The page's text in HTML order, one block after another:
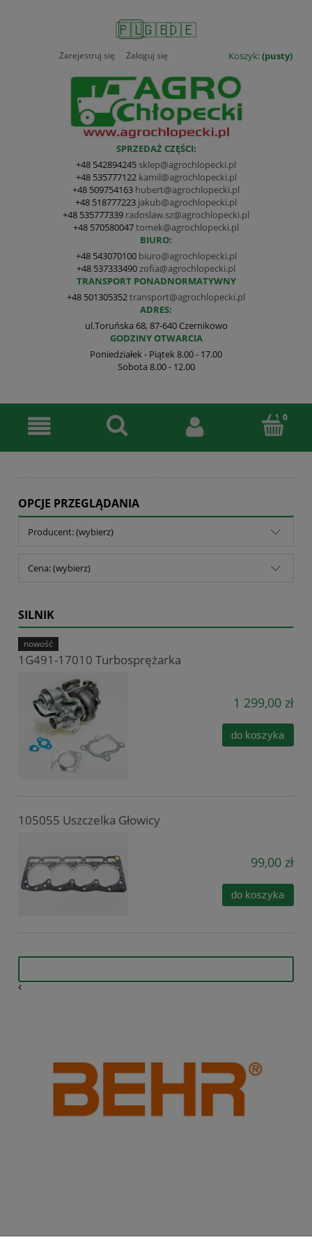
🇵🇱🇬🇧🇩🇪
Koszyk:(pusty)
Zarejestruj się Zaloguj się
SPRZEDAŻ CZĘŚCI:
+48 542894245 sklep@agrochlopecki.pl
+48 535777122 kamil@agrochlopecki.pl
+48 509754163 hubert@agrochlopecki.pl
+48 518777223 jakub@agrochlopecki.pl
+48 535777339 radoslaw.sz@agrochlopecki.pl
+48 570580047tomek@agrochlopecki.pl
BIURO:
+48 543070100 biuro@agrochlopecki.pl
+48 537333490 zofia@agrochlopecki.pl
TRANSPORT PONADNORMATYWNY
+48 501305352transport@agrochlopecki.pl
ADRES:
ul.Toruńska 68, 87-640 Czernikowo
GODZINY OTWARCIA
Poniedziałek - Piątek 8.00 - 17.00
Sobota 8.00 - 12.00
OPCJE PRZEGLĄDANIA
Producent: (wybierz)
Cena: (wybierz)
SILNIK
1G491-17010 Turbosprężarka
1 299,00 zł
do koszyka
nowość
105055 Uszczelka Głowicy
99,00 zł
do koszyka